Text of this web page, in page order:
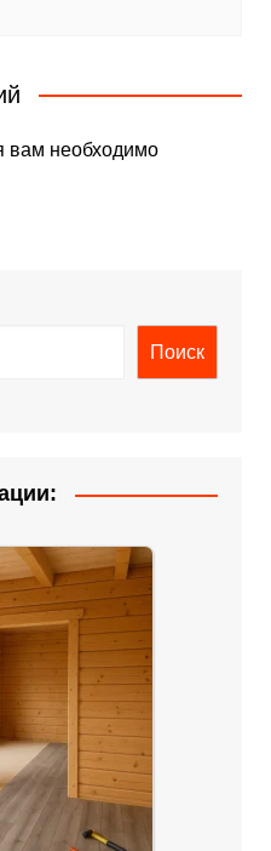
вам необходимо
Поиск